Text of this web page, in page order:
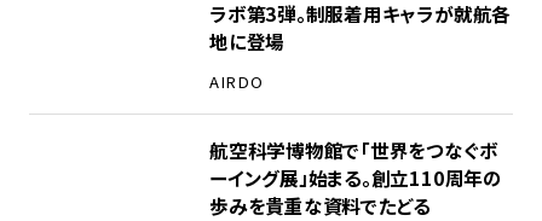
ラボ第3弾。制服着用キャラが就航各
地に登場
AIRDO
航空科学博物館で「世界をつなぐボ
ーイング展」始まる。創立110周年の
歩みを貴重な資料でたどる